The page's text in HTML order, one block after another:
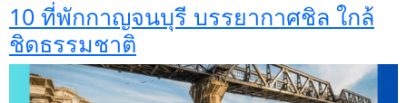
10 ที่พักกาญจนบุรี บรรยากาศชิล ใกล้
ชิดธรรมชาติ